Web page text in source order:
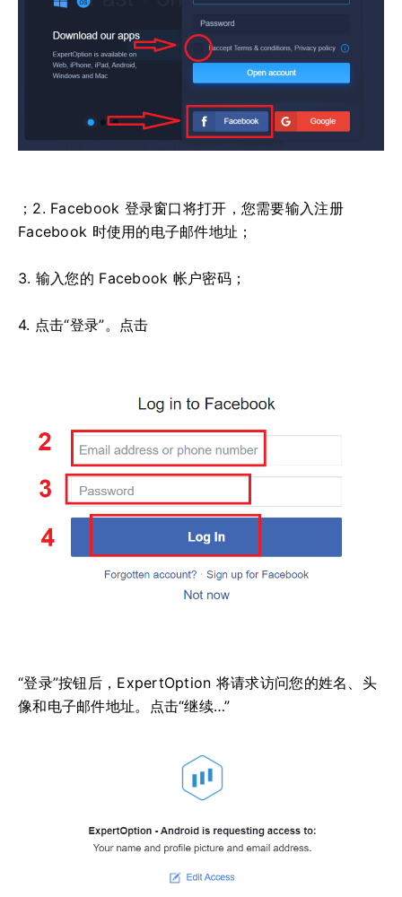
；2. Facebook 登录窗口将打开，您需要输入注册
Facebook 时使用的电子邮件地址；
3. 输入您的 Facebook 帐户密码；
4. 点击“登录”。点击
“登录”按钮后，ExpertOption 将请求访问您的姓名、头
像和电子邮件地址。点击“继续…”